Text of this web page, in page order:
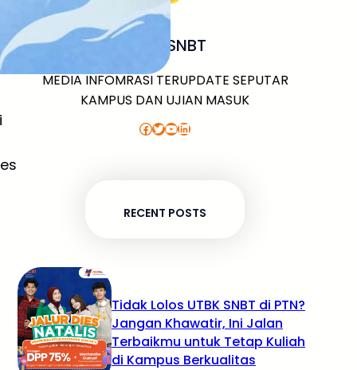
UTBK SNBT
MEDIA INFOMRASI TERUPDATE SEPUTAR
KAMPUS DAN UJIAN MASUK
Facebook Twitter YouTube LinkedIn
RECENT POSTS
Tidak Lolos UTBK SNBT di PTN?
Jangan Khawatir, Ini Jalan
Terbaikmu untuk Tetap Kuliah
di Kampus Berkualitas